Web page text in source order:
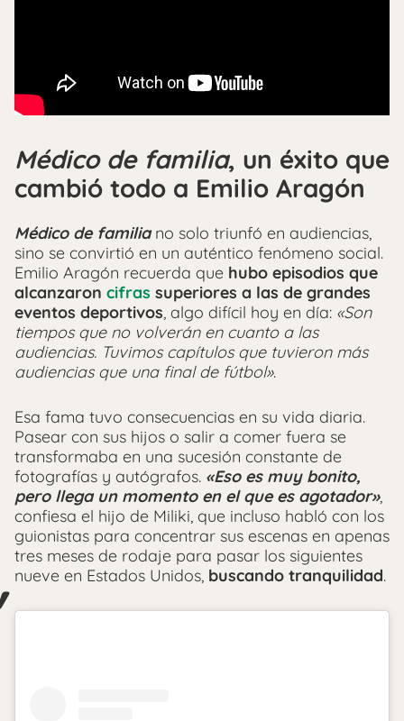
Médico de familia, un éxito que
cambió todo a Emilio Aragón
Médico de familiano solo triunfó en audiencias,
sino se convirtió en un auténtico fenómeno social.
Emilio Aragón recuerda que hubo episodios que
alcanzaron cifras superiores a las de grandes
eventos deportivos, algo difícil hoy en día: «Son
tiempos que no volverán en cuanto a las
audiencias. Tuvimos capítulos que tuvieron más
audiencias que una final de fútbol».
Esa fama tuvo consecuencias en su vida diaria.
Pasear con sus hijos o salir a comer fuera se
transformaba en una sucesión constante de
fotografías y autógrafos. «Eso es muy bonito,
pero llega un momento en el que es agotador»,
confiesa el hijo de Miliki, que incluso habló con los
guionistas para concentrar sus escenas en apenas
tres meses de rodaje para pasar los siguientes
nueve en Estados Unidos, buscando tranquilidad.